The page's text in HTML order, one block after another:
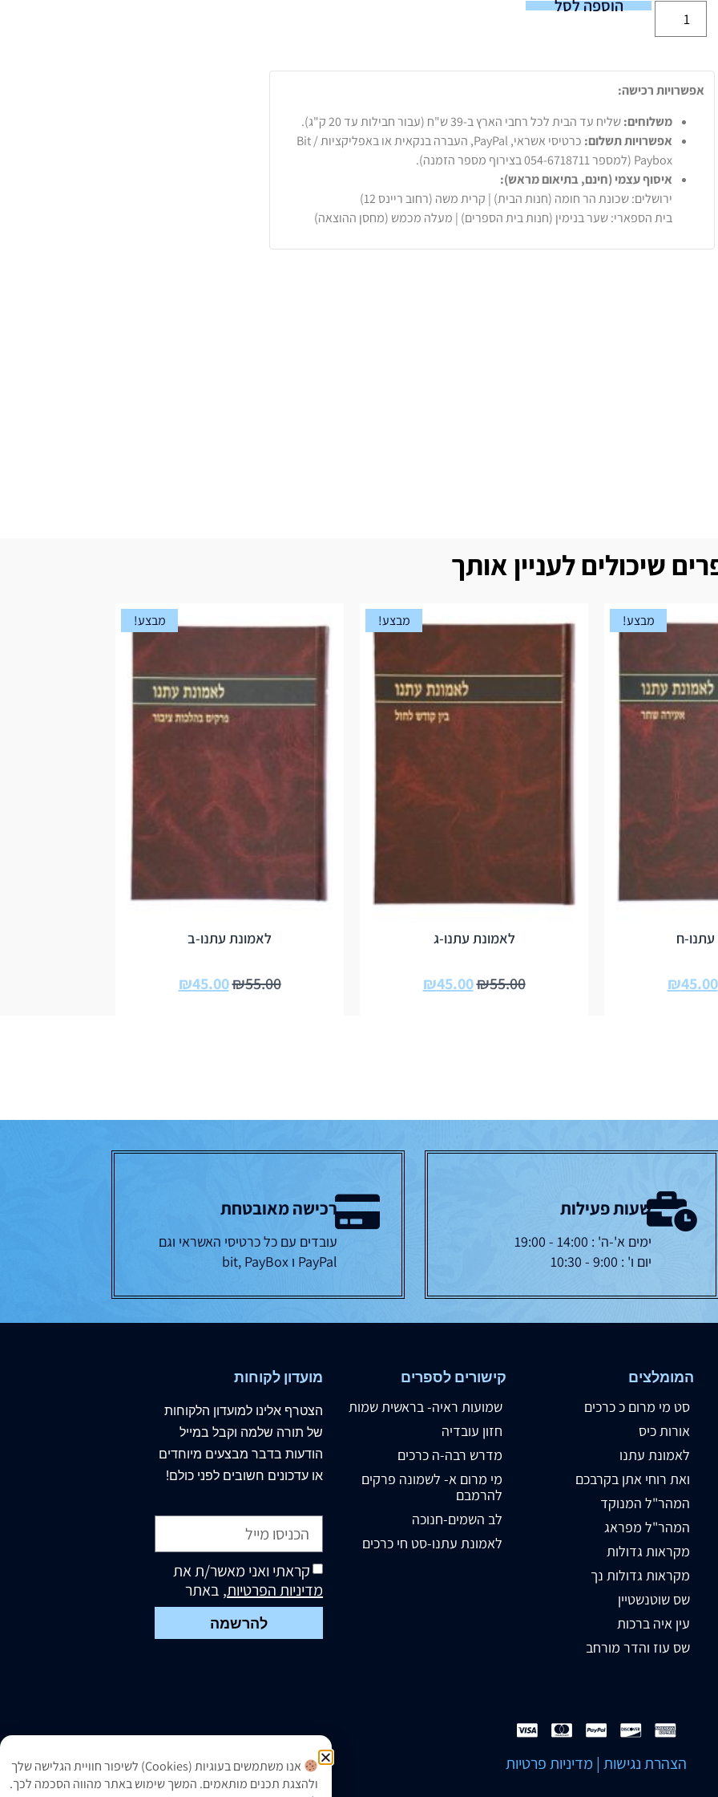
הוספה לסל
אפשרויות רכישה:
משלוחים:שליח עד הבית לכל רחבי הארץ ב-39 ש"ח (עבור חבילות עד 20 ק"ג).
אפשרויות תשלום:
כרטיסי אשראי, PayPal, העברה בנקאית או באפליקציות Bit /
Paybox (למספר 054-6718711 בצירוף מספר הזמנה).
איסוף עצמי (חינם, בתיאום מראש):
ירושלים: שכונת הר חומה (חנות הבית) | קרית משה (רחוב ריינס 12)
בית הספארי: שער בנימין (חנות בית הספרים) | מעלה מכמש (מחסן ההוצאה)
שיכולים לעניין אותך
מבצע!
ח
₪45.00
מבצע!
לאמונת עתנו-ג
₪55.00
₪45.00
מבצע!
לאמונת עתנו-ב
₪55.00
₪45.00
שעות פעילות
ימים א'-ה' : 14:00 - 19:00
יום ו' : 9:00 - 10:30
רכישה מאובטחת
עובדים עם כל כרטיסי האשראי וגם
PayPal ו bit, PayBox
המומלצים
סט מי מרום כ כרכים
אורות כיס
לאמונת עתנו
ואת רוחי אתן בקרבכם
המהר"ל המנוקד
המהר"ל מפראג
מקראות גדולות
מקראות גדולות נך
שס שוטנשטיין
עין איה ברכות
שס עוז והדר מורחב
קישורים לספרים
שמועות ראיה- בראשית שמות
חזון עובדיה
מדרש רבה-ה כרכים
מי מרום א- לשמונה פרקים
להרמבם
לב השמים-חנוכה
לאמונת עתנו-סט חי כרכים
מועדון לקוחות
הצטרף אלינו למועדון הלקוחות
של תורה שלמה וקבל במייל
הודעות בדבר מבצעים מיוחדים
או עדכונים חשובים לפני כולם!
קראתי ואני מאשר/ת את
מדיניות הפרטיות, באתר
להרשמה
הצהרת נגישות | מדיניות פרטיות
אנו משתמשים בעוגיות (Cookies) לשיפור חוויית הגלישה שלך
ולהצגת תכנים מותאמים. המשך שימוש באתר מהווה הסכמה לכך.